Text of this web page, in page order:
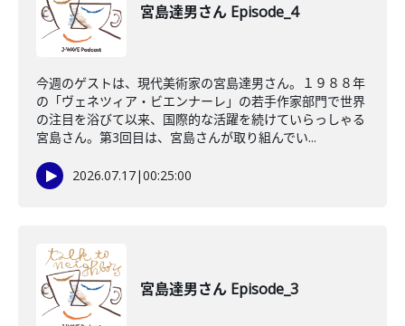
宮島達男さん Episode_4
今週のゲストは、現代美術家の宮島達男さん。１９８８年
の「ヴェネツィア・ビエンナーレ」の若手作家部門で世界
の注目を浴びて以来、国際的な活躍を続けていらっしゃる
宮島さん。第3回目は、宮島さんが取り組んでい...
2026.07.17|00:25:00
宮島達男さん Episode_3